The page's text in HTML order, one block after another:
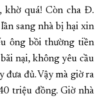
khờ quá! Còn cha Đ.
sang nhà bị hại xin
ông bồi thường tiền
nại, không yêu cầu
đưa đủ. Vậy mà giờ ra
triệu đồng. Giờ nhà